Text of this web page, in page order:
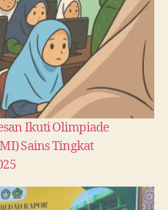
Ikuti Olimpiade
Sains Tingkat